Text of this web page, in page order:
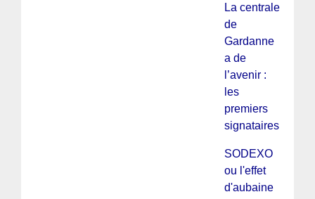
La centrale
de
Gardanne
a de
l’avenir :
les
premiers
signataires
SODEXO
ou l'effet
d'aubaine